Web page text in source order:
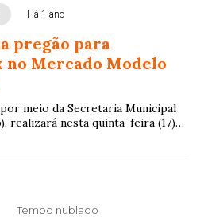
Há 1 ano
pregão para
no Mercado Modelo
meio da Secretaria Municipal
realizará nesta quinta-feira (17),
Modelo, localizado na Praça
na Rua Pinto Martins, nº 11,
6º andar.
Tempo nublado